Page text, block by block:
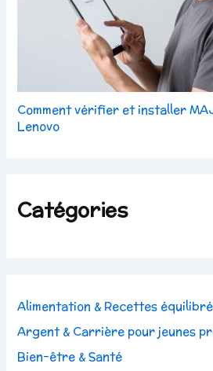
Comment vérifier et installer
Lenovo
Catégories
Alimentation & Recettes
Argent & Carrière pour jeunes
Bien-être & Santé